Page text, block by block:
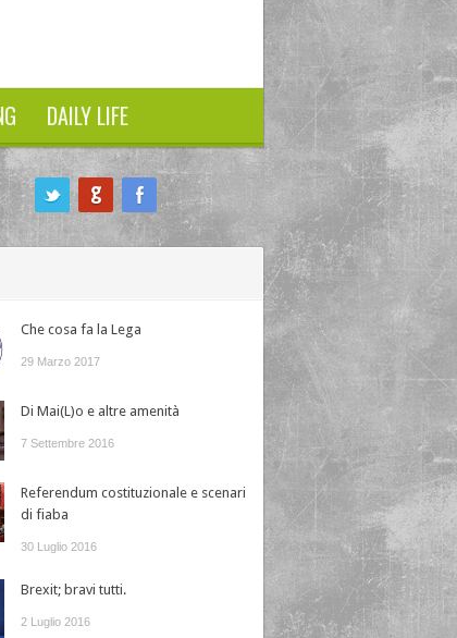
DAILY LIFE
Che cosa fa la Lega
29 Marzo 2017
Di Mai(L)o e altre amenità
7 Settembre 2016
Referendum costituzionale e scenari
di fiaba
30 Luglio 2016
Brexit; bravi tutti.
2 Luglio 2016